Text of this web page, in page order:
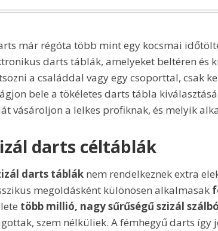
már régóta több mint egy kocsmai
darts táblák, amelyeket beltéren és
a családdal vagy egy csoporttal, csak
bele a tökéletes darts tábla
vásároljon a lelkes profiknak, és melyik
darts céltáblák
darts tábláknem rendelkeznek extra
megoldásként különösen alkalmasak
több millió, nagy sűrűségű szizál
szem nélküliek. A fémhegyű darts